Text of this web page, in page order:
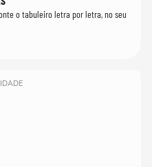
o tabuleiro letra por letra, no seu